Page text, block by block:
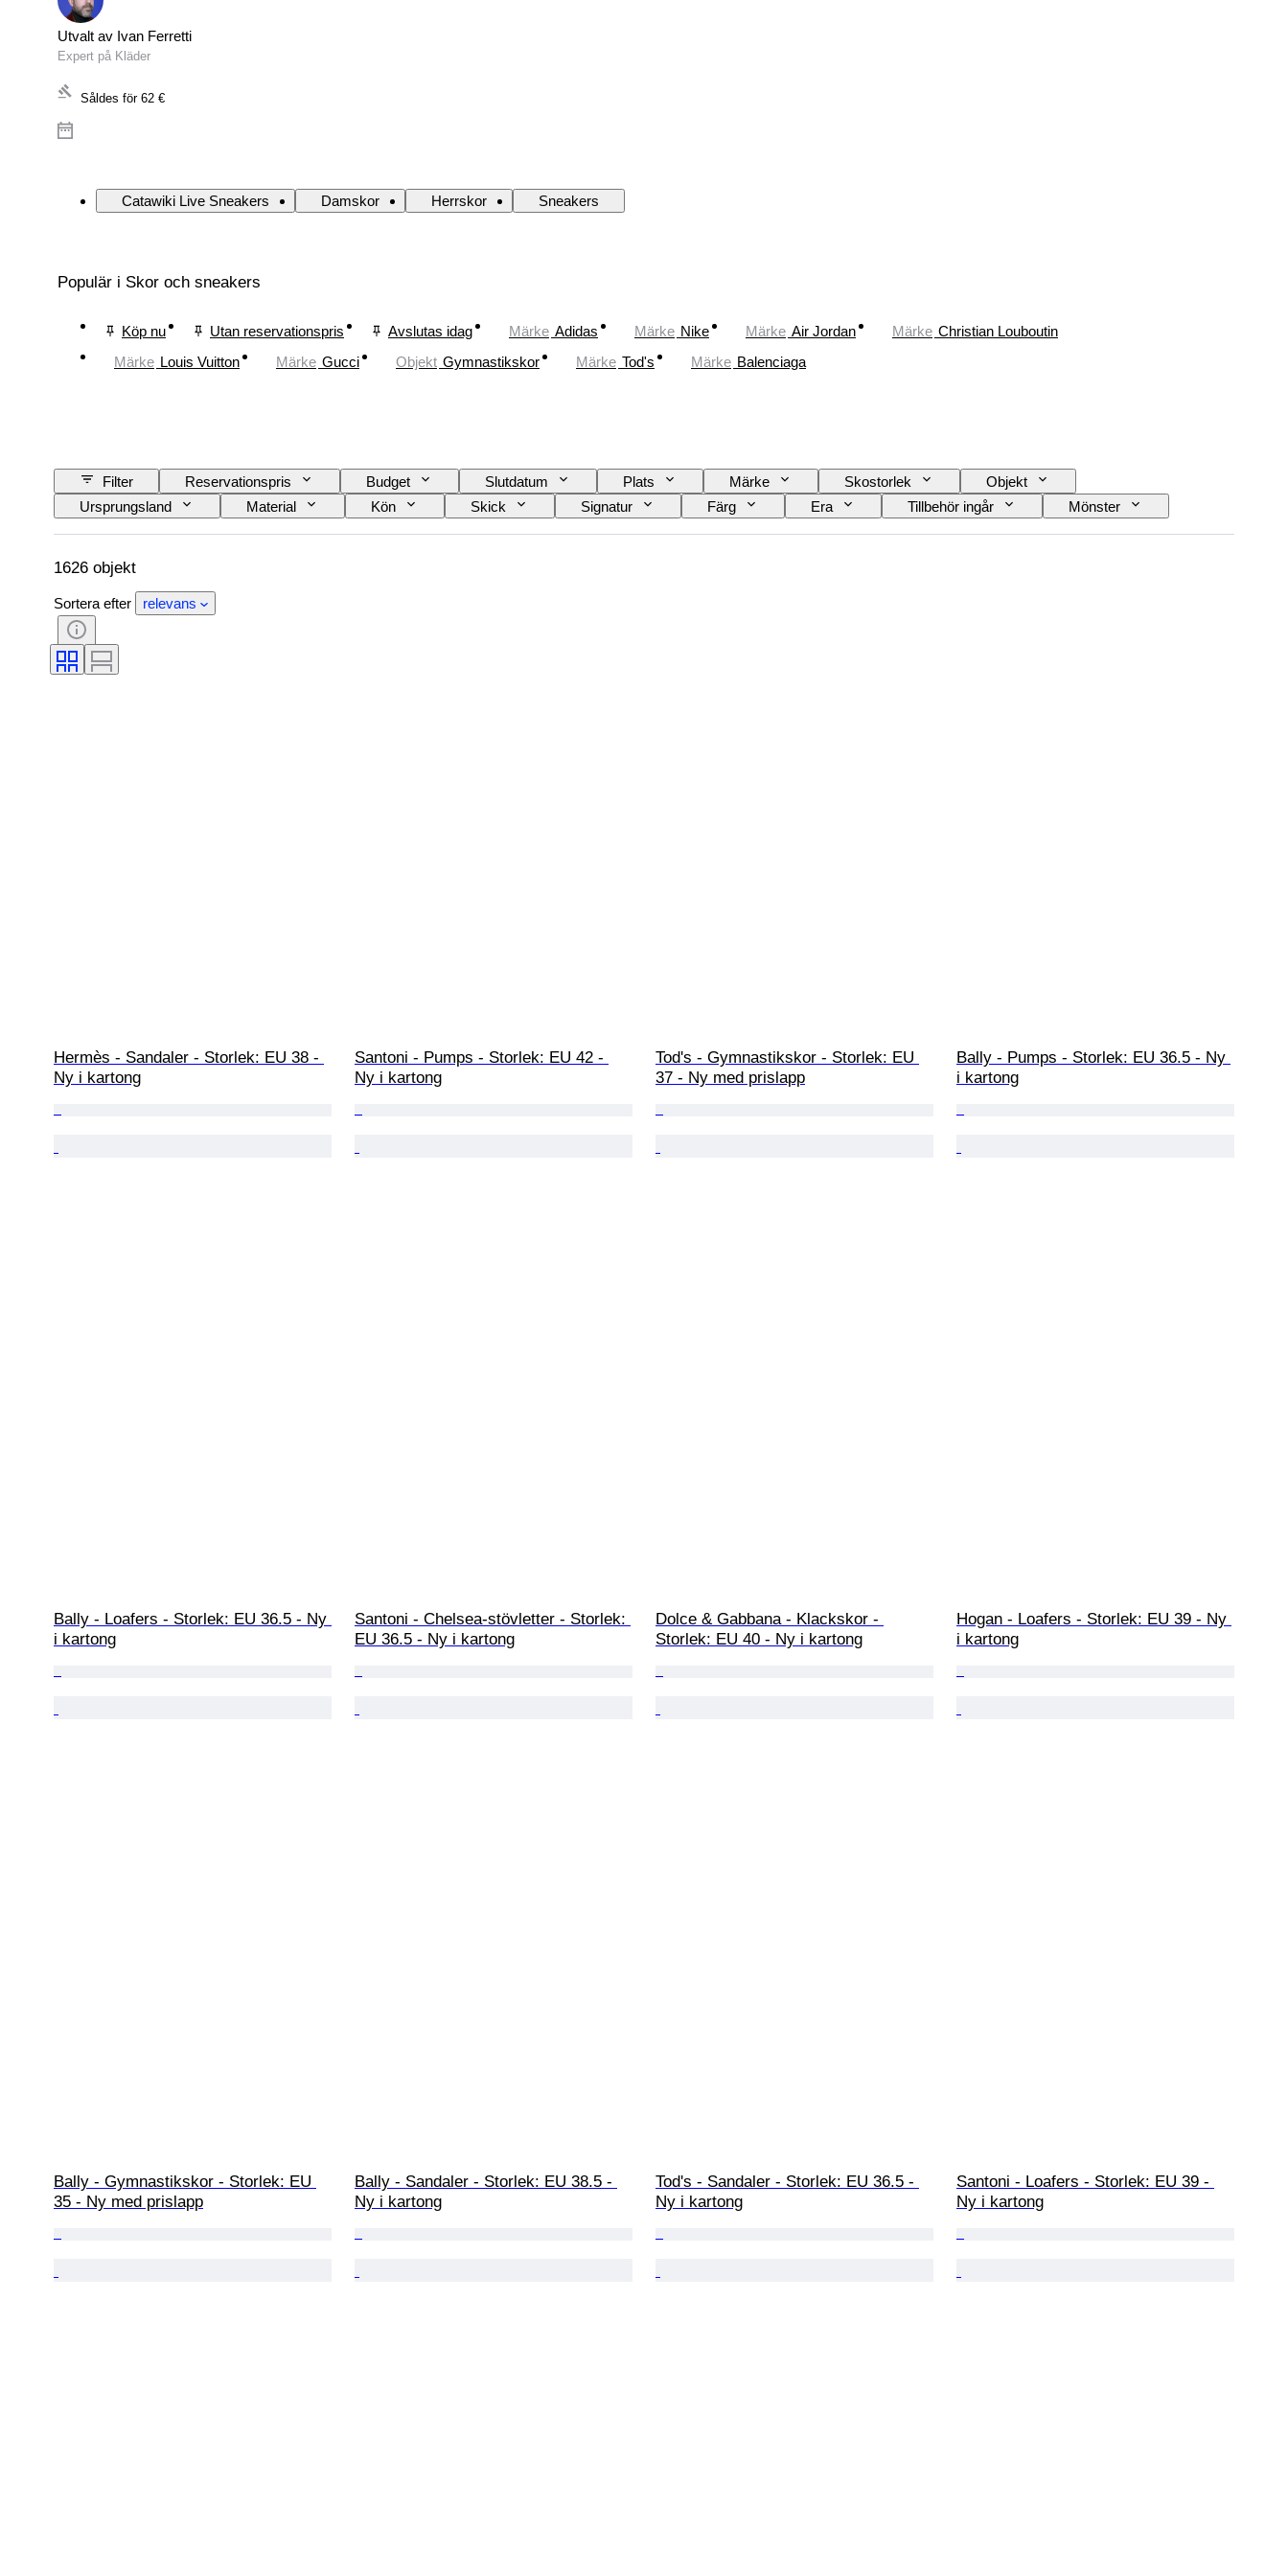
Utvalt av Ivan Ferretti
Expert på Kläder
Såldes för 62 €
Catawiki Live Sneakers Damskor Herrskor Sneakers
Populär i Skor och sneakers
Köp nu Utan reservationspris Avslutas idag Märke Adidas Märke Nike Märke Air Jordan Märke Christian Louboutin
Märke Louis Vuitton Märke Gucci Objekt Gymnastikskor Märke Tod's Märke Balenciaga
Filter Reservationspris Budget Slutdatum Plats Märke Skostorlek
Objekt
Ursprungsland
Material Kön Skick Signatur Färg Era Tillbehör ingår
Mönster
Modell
1626 objekt
Sortera efter relevans
Hermès - Sandaler - Storlek: EU 38 -
Ny i kartong
Santoni - Pumps - Storlek: EU 42 -
Ny i kartong
Tod's - Gymnastikskor - Storlek: EU
37 - Ny med prislapp
Bally - Pumps - Storlek: EU 36.5 - Ny
i kartong
Bally - Loafers - Storlek: EU 36.5 - Ny
i kartong
Santoni - Chelsea-stövletter - Storlek:
EU 36.5 - Ny i kartong
Dolce & Gabbana - Klackskor -
Storlek: EU 40 - Ny i kartong
Hogan - Loafers - Storlek: EU 39 - Ny
i kartong
Bally - Gymnastikskor - Storlek: EU
35 - Ny med prislapp
Bally - Sandaler - Storlek: EU 38.5 -
Ny i kartong
Tod's - Sandaler - Storlek: EU 36.5 -
Ny i kartong
Santoni - Loafers - Storlek: EU 39 -
Ny i kartong